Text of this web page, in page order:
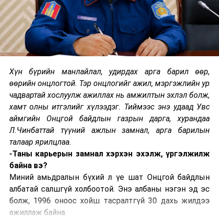
жилийн үеэр энэхүү дэглэм алдагдсан. Тиймээс ч
2022 оны нэгдүгээр сарын хоёр дахь долоо хоног
эхлэх үеэс халдварын тоо огцом нэмэгдсэн. Мөн
халдвар авсан хүмүүсийн дотор коронавирусийн
омикрон хувилбар оношлогдсон. Омикрон хувилбар
халдварлуулах идэвх нь илүү өндөр. Дельта, альфа
хувилбарын халдвар нь агаар дуслын замаар
дамждаг байсан бол омикрон хувилбар бол аэрозоль
байдлаар агаараар дамжиж байна. Тиймээс халдвар
маш хурдтай тархаж байна. Сүүлийн хоёр долоо
хоногийн байдлаар халдвар авч эмчлүүлж буй
иргэдийн өвчлөлийн байдлыг ажигласан эмч нарын
ажиглалтаар омикрон хувилбарын халдварт өртсөн
иргэдийн өвчин зовуурь хөнгөн, хатгаа үүсэх нь бага,
халдварын үе богино хугацаанд үйлчилж байгаа мэт
боловч халдвар авч буй хүний тоог огцом нэмж, хууч
өвчтэй, хатгаа болон уушгины үрэвсэл тусч байсан
Хүн бүрийн манлайлал, удирдах арга барил өөр,
өөрийн онцлогтой. Тэр онцлогийг ажил, мэргэжлийн ур
чадвартай хослуулж ажиллах нь амжилтын эхлэл болж,
хамт олны итгэлийг хүлээдэг. Тиймээс энэ удаад Увс
аймгийн Онцгой байдлын газрын дарга, хурандаа
Л.Чинбаттай түүний ажлын замнал, арга барилын
талаар ярилцлаа.
-Таны карьерын замнал хэрхэн эхэлж, үргэлжилж
байна вэ?
Миний амьдралын бүхий л үе шат Онцгой байдлын
албатай салшгүй холбоотой. Энэ албаны нэгэн эд эс
болж, 1996 оноос хойш тасралтгүй 30 дахь жилдээ
ажиллаж байна.